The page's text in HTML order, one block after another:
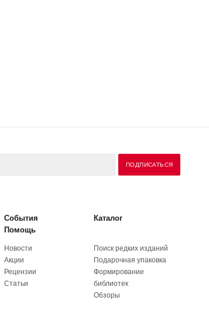
События
Каталог
Помощь
Новости
Акции
Рецензии
Статьи
Поиск редких изданий
Подарочная упаковка
Формирование
библиотек
Обзоры